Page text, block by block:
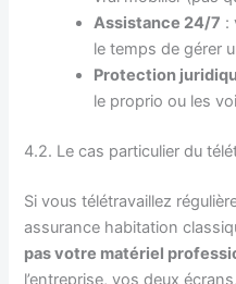
Assistance 24/7 :
le temps de gérer
Protection
le proprio ou les
4.2. Le cas particulier du
Si vous télétravaillez
assurance habitation
pas votre matériel
l’entreprise, vos deux